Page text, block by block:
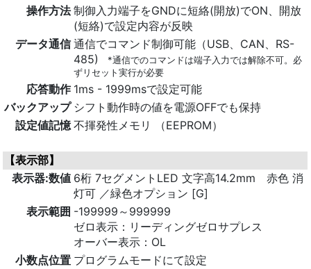
操作方法 制御入力端子をGNDに短絡(開放)でON、開放
(短絡)で設定内容が反映
データ通信 通信でコマンド制御可能（USB、CAN、RS-
485)
*通信でのコマンドは端子入力では解除不可。必
ずリセット実行が必要
応答動作 1ms - 1999msで設定可能
バックアップ シフト動作時の値を電源OFFでも保持
設定値記憶 不揮発性メモリ （EEPROM）
【表示部】
表示器:数値 6桁 7セグメントLED 文字高14.2mm 赤色 消
灯可 ／緑色オプション [G]
表示範囲 -199999～999999
ゼロ表示：リーディングゼロサプレス
オーバー表示：OL
小数点位置 プログラムモードにて設定